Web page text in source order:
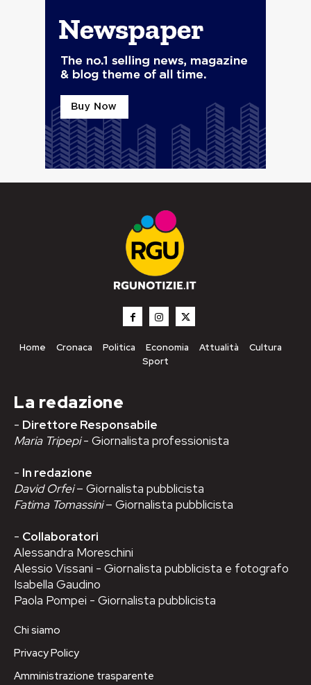
Home Cronaca Politica Economia Attualità
Cultura
Sport
La redazione
- Direttore Responsabile
Maria Tripepi- Giornalista professionista
- In redazione
David Orfei– Giornalista pubblicista
Fatima Tomassini– Giornalista pubblicista
- Collaboratori
Alessandra Moreschini
Alessio Vissani - Giornalista pubblicista e fotografo
Isabella Gaudino
Paola Pompei - Giornalista pubblicista
Chi siamo
Privacy Policy
Amministrazione trasparente